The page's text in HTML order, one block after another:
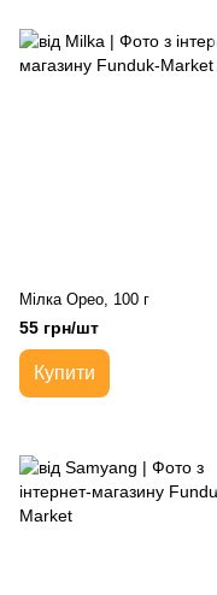
Мілка Орео, 100 г
55 грн/шт
Купити